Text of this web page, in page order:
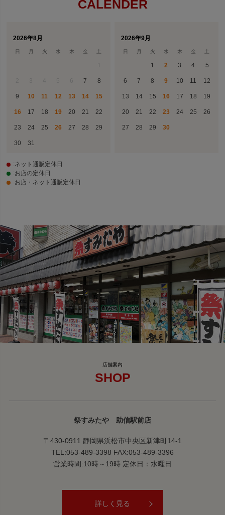
CALENDER
2026年8月
日 月 火 水 木 金 土
7 8
9 10 11 12 13 14 15
16 17 18 19 20 21 22
23 24 25 26 27 28 29
30 31
2026年9月
日 月 火 水 木 金 土
1 2 3 4 5
6 7 8 9 10 11 12
13 14 15 16 17 18 19
20 21 22 23 24 25 26
27 28 29 30
:ネット通販定休日
:お店の定休日
:お店・ネット通販定休日
SHOP
祭すみたや 助信駅前店
〒430-0911 静岡県浜松市中央区新津町14-1
TEL:053-489-3398 FAX:053-489-3396
営業時間:10時～19時 定休日：水曜日
詳しく見る